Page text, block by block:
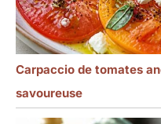
Carpaccio de tomates
savoureuse